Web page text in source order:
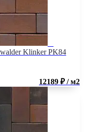
Klinker PK84
12189 ₽ / м2